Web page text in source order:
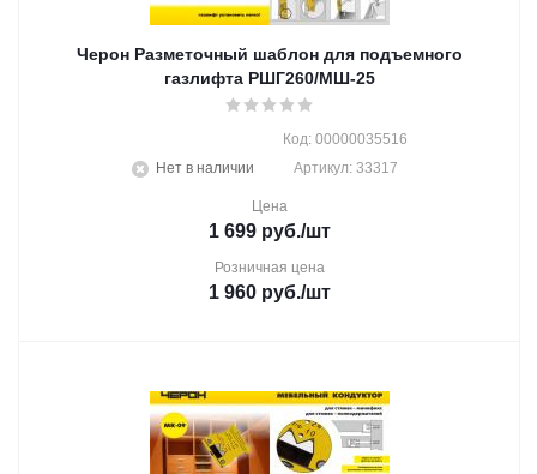
Черон Разметочный шаблон для подъемного
газлифта РШГ260/МШ-25
Нет в наличии
Код: 00000035516
Артикул: 33317
Цена
1 699 руб./шт
Розничная цена
1 960 руб./шт